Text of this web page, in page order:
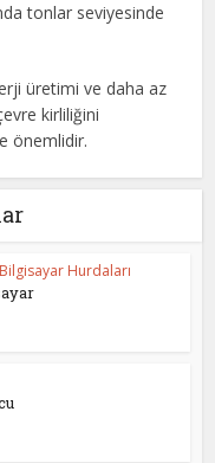
tonlar seviyesinde
üretimi ve daha az
kirliliğini
önemlidir.
Bilgisayar Hurdaları